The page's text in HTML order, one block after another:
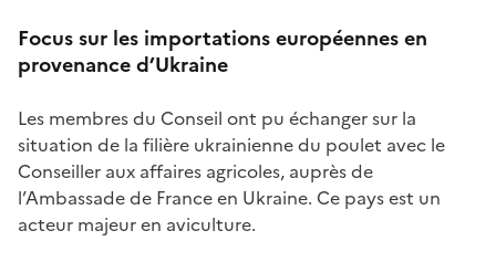
Focus sur les importations européennes en
provenance d’Ukraine
Les membres du Conseil ont pu échanger sur la
situation de la filière ukrainienne du poulet avec le
Conseiller aux affaires agricoles, auprès de
l’Ambassade de France en Ukraine. Ce pays est un
acteur majeur en aviculture.